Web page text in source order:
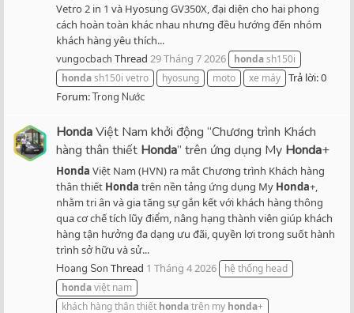
Vetro 2 in 1 và Hyosung GV350X, đại diện cho hai phong
cách hoàn toàn khác nhau nhưng đều hướng đến nhóm
khách hàng yêu thích...
vungocbach Thread 29 Tháng 7 2026 hondash150i
hondash150i vetro hyosung moto xe máy Trả lời: 0
Forum:Trong Nước
HondaViệt Nam khởi động “Chương trình Khách
hàng thân thiết Honda” trên ứng dụng My Honda+
Honda Việt Nam (HVN) ra mắt Chương trình Khách hàng
thân thiết Honda trên nền tảng ứng dụng My Honda+,
nhằm tri ân và gia tăng sự gắn kết với khách hàng thông
qua cơ chế tích lũy điểm, nâng hạng thành viên giúp khách
hàng tận hưởng đa dạng ưu đãi, quyền lợi trong suốt hành
trình sở hữu và sử...
Hoang Son Thread 1 Tháng 4 2026
hệ thống head
hondaviệt nam
khách hàng thân thiết hondatrên my honda+